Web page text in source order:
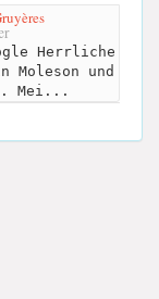
Herrliche
Moleson und
Mei...